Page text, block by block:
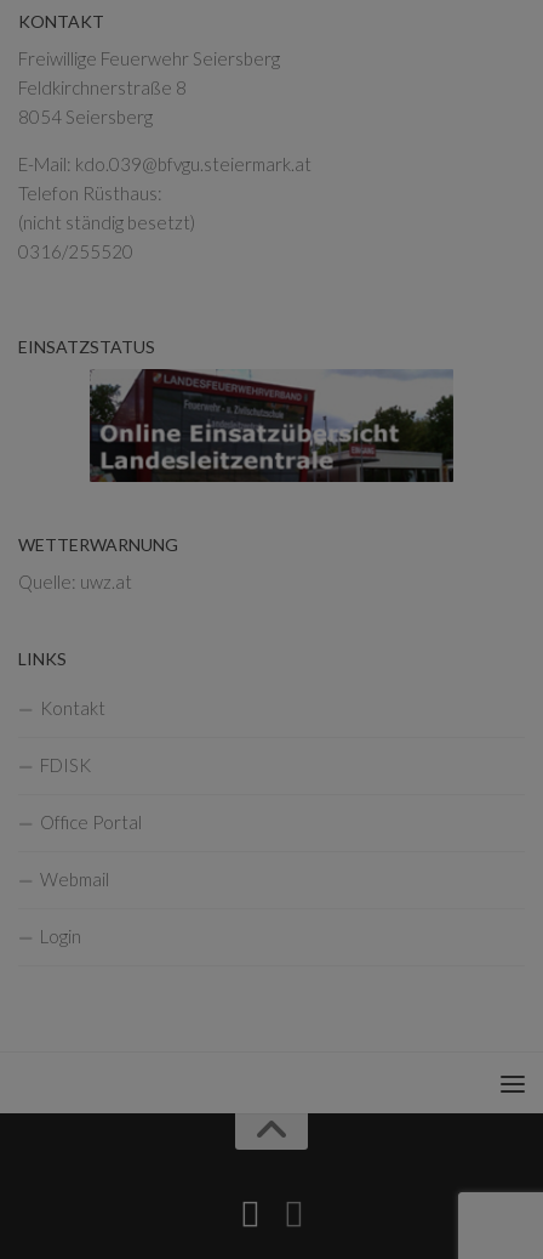
KONTAKT
Freiwillige Feuerwehr Seiersberg
Feldkirchnerstraße 8
8054 Seiersberg
E-Mail: kdo.039@bfvgu.steiermark.at
Telefon Rüsthaus:
(nicht ständig besetzt)
0316/255520
EINSATZSTATUS
WETTERWARNUNG
Quelle: uwz.at
LINKS
Kontakt
FDISK
Office Portal
Webmail
Login